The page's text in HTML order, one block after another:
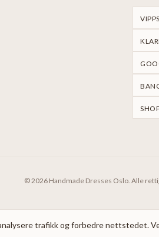
trafikk og forbedre nettstedet.
VIPPS
©2026Handmade Dresses Oslo. Alle